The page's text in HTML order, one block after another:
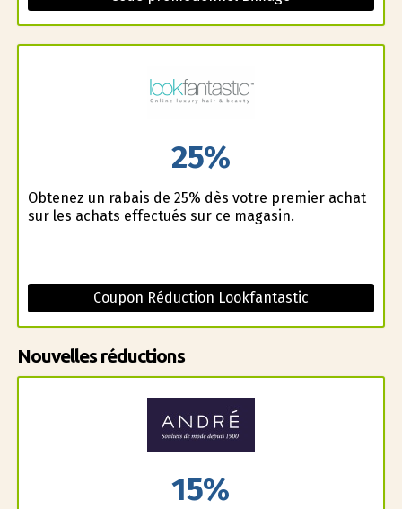
25%
Obtenez un rabais de 25% dès votre premier achat
sur les achats effectués sur ce magasin.
Coupon Réduction Lookfantastic
Nouvelles réductions
15%